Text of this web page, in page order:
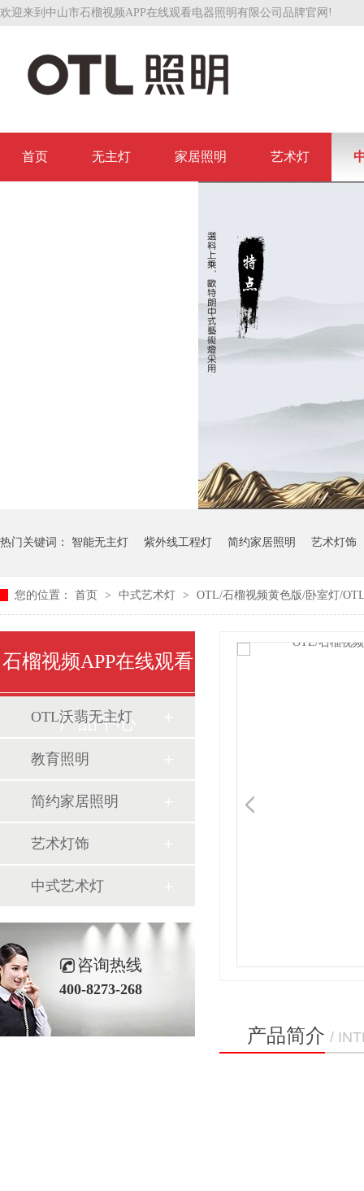
欢迎来到中山市石榴视频APP在线观看电器照明有限公司品牌官网!
首页 无主灯 家居照明 艺术灯
热门关键词： 智能无主灯 紫外线工程灯 简约家居照明 艺术灯饰
您的位置： 首页 > 中式艺术灯 > OTL/石榴视频黄色版/卧室灯/
石榴视频APP在线观看
产品中心
OTL沃翡无主灯
教育照明
简约家居照明
艺术灯饰
中式艺术灯
咨询热线
400-8273-268
产品简介 /